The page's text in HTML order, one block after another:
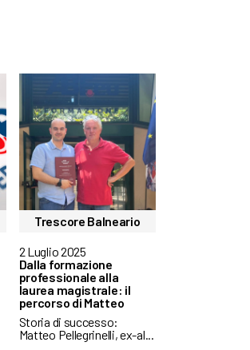
Trescore Balneario
2 Luglio 2025
Dalla formazione
professionale alla
laurea magistrale: il
percorso di Matteo
Storia di successo:
Matteo Pellegrinelli, ex-al...